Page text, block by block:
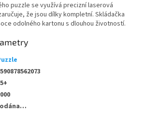
puzzle se využívá precizní laserová
že jsou dílky kompletní. Skládačka
odolného kartonu s dlouhou životností.